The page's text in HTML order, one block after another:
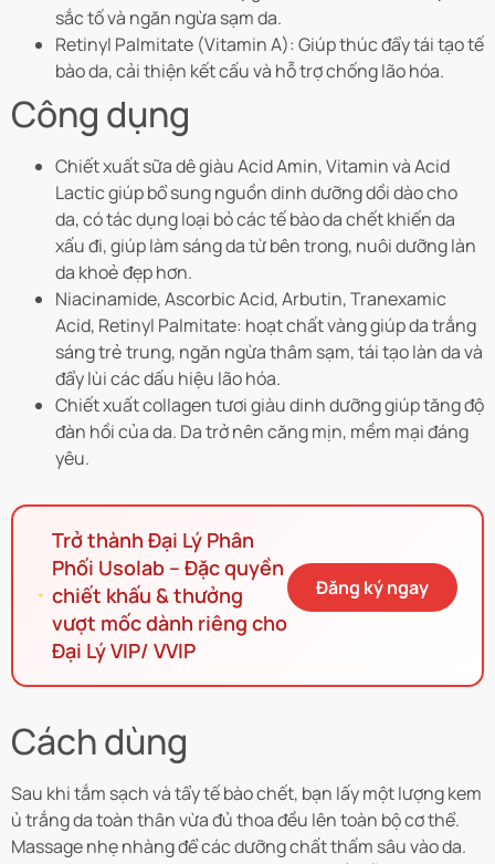
sắc tố và ngăn ngừa sạm da.
Retinyl Palmitate (Vitamin A): Giúp thúc đẩy tái tạo tế
bào da, cải thiện kết cấu và hỗ trợ chống lão hóa.
Công dụng
Chiết xuất sữa dê giàu Acid Amin, Vitamin và Acid
Lactic giúp bổ sung nguồn dinh dưỡng dồi dào cho
da, có tác dụng loại bỏ các tế bào da chết khiến da
xấu đi, giúp làm sáng da từ bên trong, nuôi dưỡng làn
da khoẻ đẹp hơn.
Niacinamide, Ascorbic Acid, Arbutin, Tranexamic
Acid, Retinyl Palmitate: hoạt chất vàng giúp da trắng
sáng trẻ trung, ngăn ngừa thâm sạm, tái tạo làn da và
đẩy lùi các dấu hiệu lão hóa.
Chiết xuất collagen tươi giàu dinh dưỡng giúp tăng độ
đàn hồi của da. Da trở nên căng mịn, mềm mại đáng
yêu.
Trở thành Đại Lý Phân
Phối Usolab – Đặc quyền
chiết khấu & thưởng
vượt mốc dành riêng cho
Đại Lý VIP/ VVIP
Đăng ký ngay
Cách dùng
Sau khi tắm sạch và tẩy tế bào chết, bạn lấy một lượng kem
ủ trắng da toàn thân vừa đủ thoa đều lên toàn bộ cơ thể.
Massage nhẹ nhàng để các dưỡng chất thấm sâu vào da.